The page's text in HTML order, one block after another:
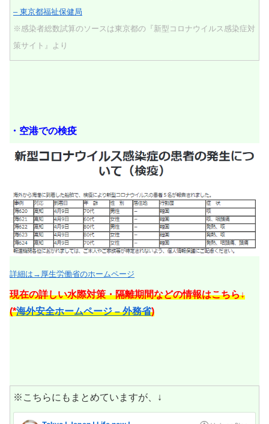
– 東京都福祉保健局
※感染者総数試算のソースは東京都の『新型コロナウイルス感染症対
策サイト』より
・空港での検疫
詳細は→厚生労働省のホームページ
現在の詳しい水際対策・隔離期間などの情報はこちら↓
(*海外安全ホームページ – 外務省)
※こちらにもまとめていますが、↓